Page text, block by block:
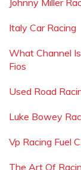
Johnny Miller
Italy Car Racing
What Channel
Fios
Used Road
Luke Bowey
Vp Racing Fuel
The Art Of